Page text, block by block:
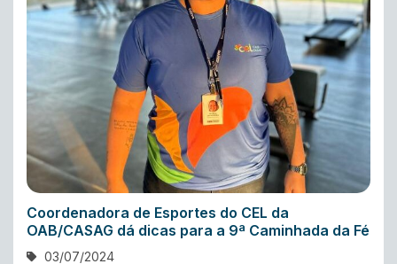
Coordenadora de Esportes do CEL da
OAB/CASAG dá dicas para a 9ª Caminhada da Fé
03/07/2024